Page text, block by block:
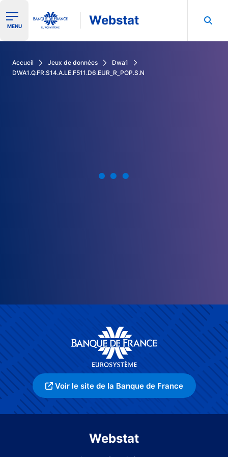
Ouvrir le menu de navigation
MENU Webstat
Accueil Jeux de données
Dwa1
DWA1.Q.FR.S14.A.LE.F511.D6.EUR_R_POP.S.N
Voir le site de la Banque de France
Webstat